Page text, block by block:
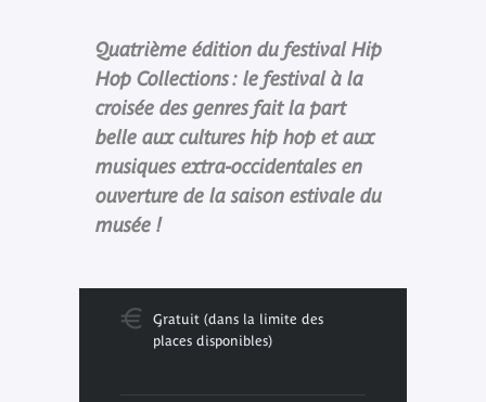
Quatrième édition du festival Hip
Hop Collections : le festival à la
croisée des genres fait la part
belle aux cultures hip hop et aux
musiques extra-occidentales en
ouverture de la saison estivale du
musée !
Gratuit (dans la limite des
places disponibles)